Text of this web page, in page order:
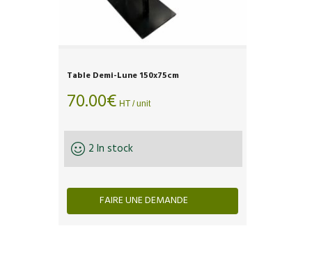
Table Demi-Lune 150x75cm
70.00€ HT / unit
2 In stock
FAIRE UNE DEMANDE